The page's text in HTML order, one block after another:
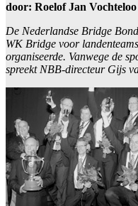
door: Roelof Jan Vochteloo
De Nederlandse Bridge
WK Bridge voor
organiseerde. Vanwege de
spreekt NBB-directeur Gijs